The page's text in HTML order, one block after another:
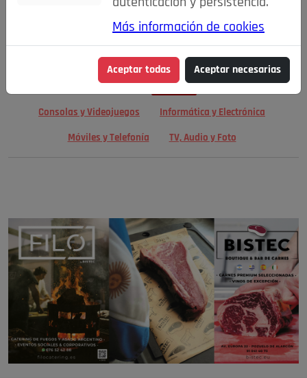
Moda Accesorios Ropa Motor
Motor y Accesorios Motos Ocio
Cine, Libros y Música Coleccionismo Otros Otros
Empleo Servicios Tecnología
Consolas y Videojuegos Informática y Electrónica
Móviles y Telefonía TV, Audio y Foto
autenticación y persistencia.
Más información de cookies
Aceptar todas Aceptar necesarias